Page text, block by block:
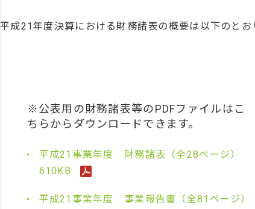
平成21年度決算における財務諸表の概要は以下のとお
※公表用の財務諸表等のPDFファイルはこ
ちらからダウンロードできます。
平成21事業年度 財務諸表（全28ページ）
610KB
平成21事業年度 事業報告書（全81ページ）